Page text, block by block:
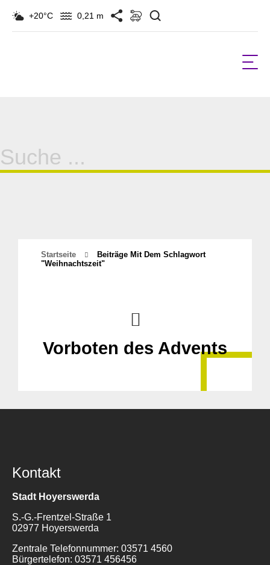
+20°C 0,21 m
Suche
für:
Startseite
Beiträge Mit Dem Schlagwort
"weihnachtszeit"
Vorboten des Advents
Kontakt
Stadt Hoyerswerda
S.-G.-Frentzel-Straße 1
02977 Hoyerswerda
Zentrale Telefonnummer: 03571 4560
Bürgertelefon: 03571 456456